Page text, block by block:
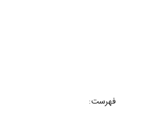
فهرست: